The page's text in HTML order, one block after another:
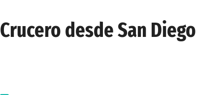
Crucero desde San Diego